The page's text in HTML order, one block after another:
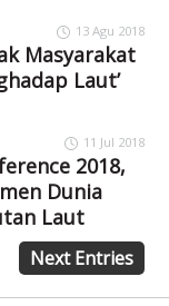
13 Agu 2018
Masyarakat
Laut’
11 Jul 2018
2018,
Dunia
Laut
Next Entries